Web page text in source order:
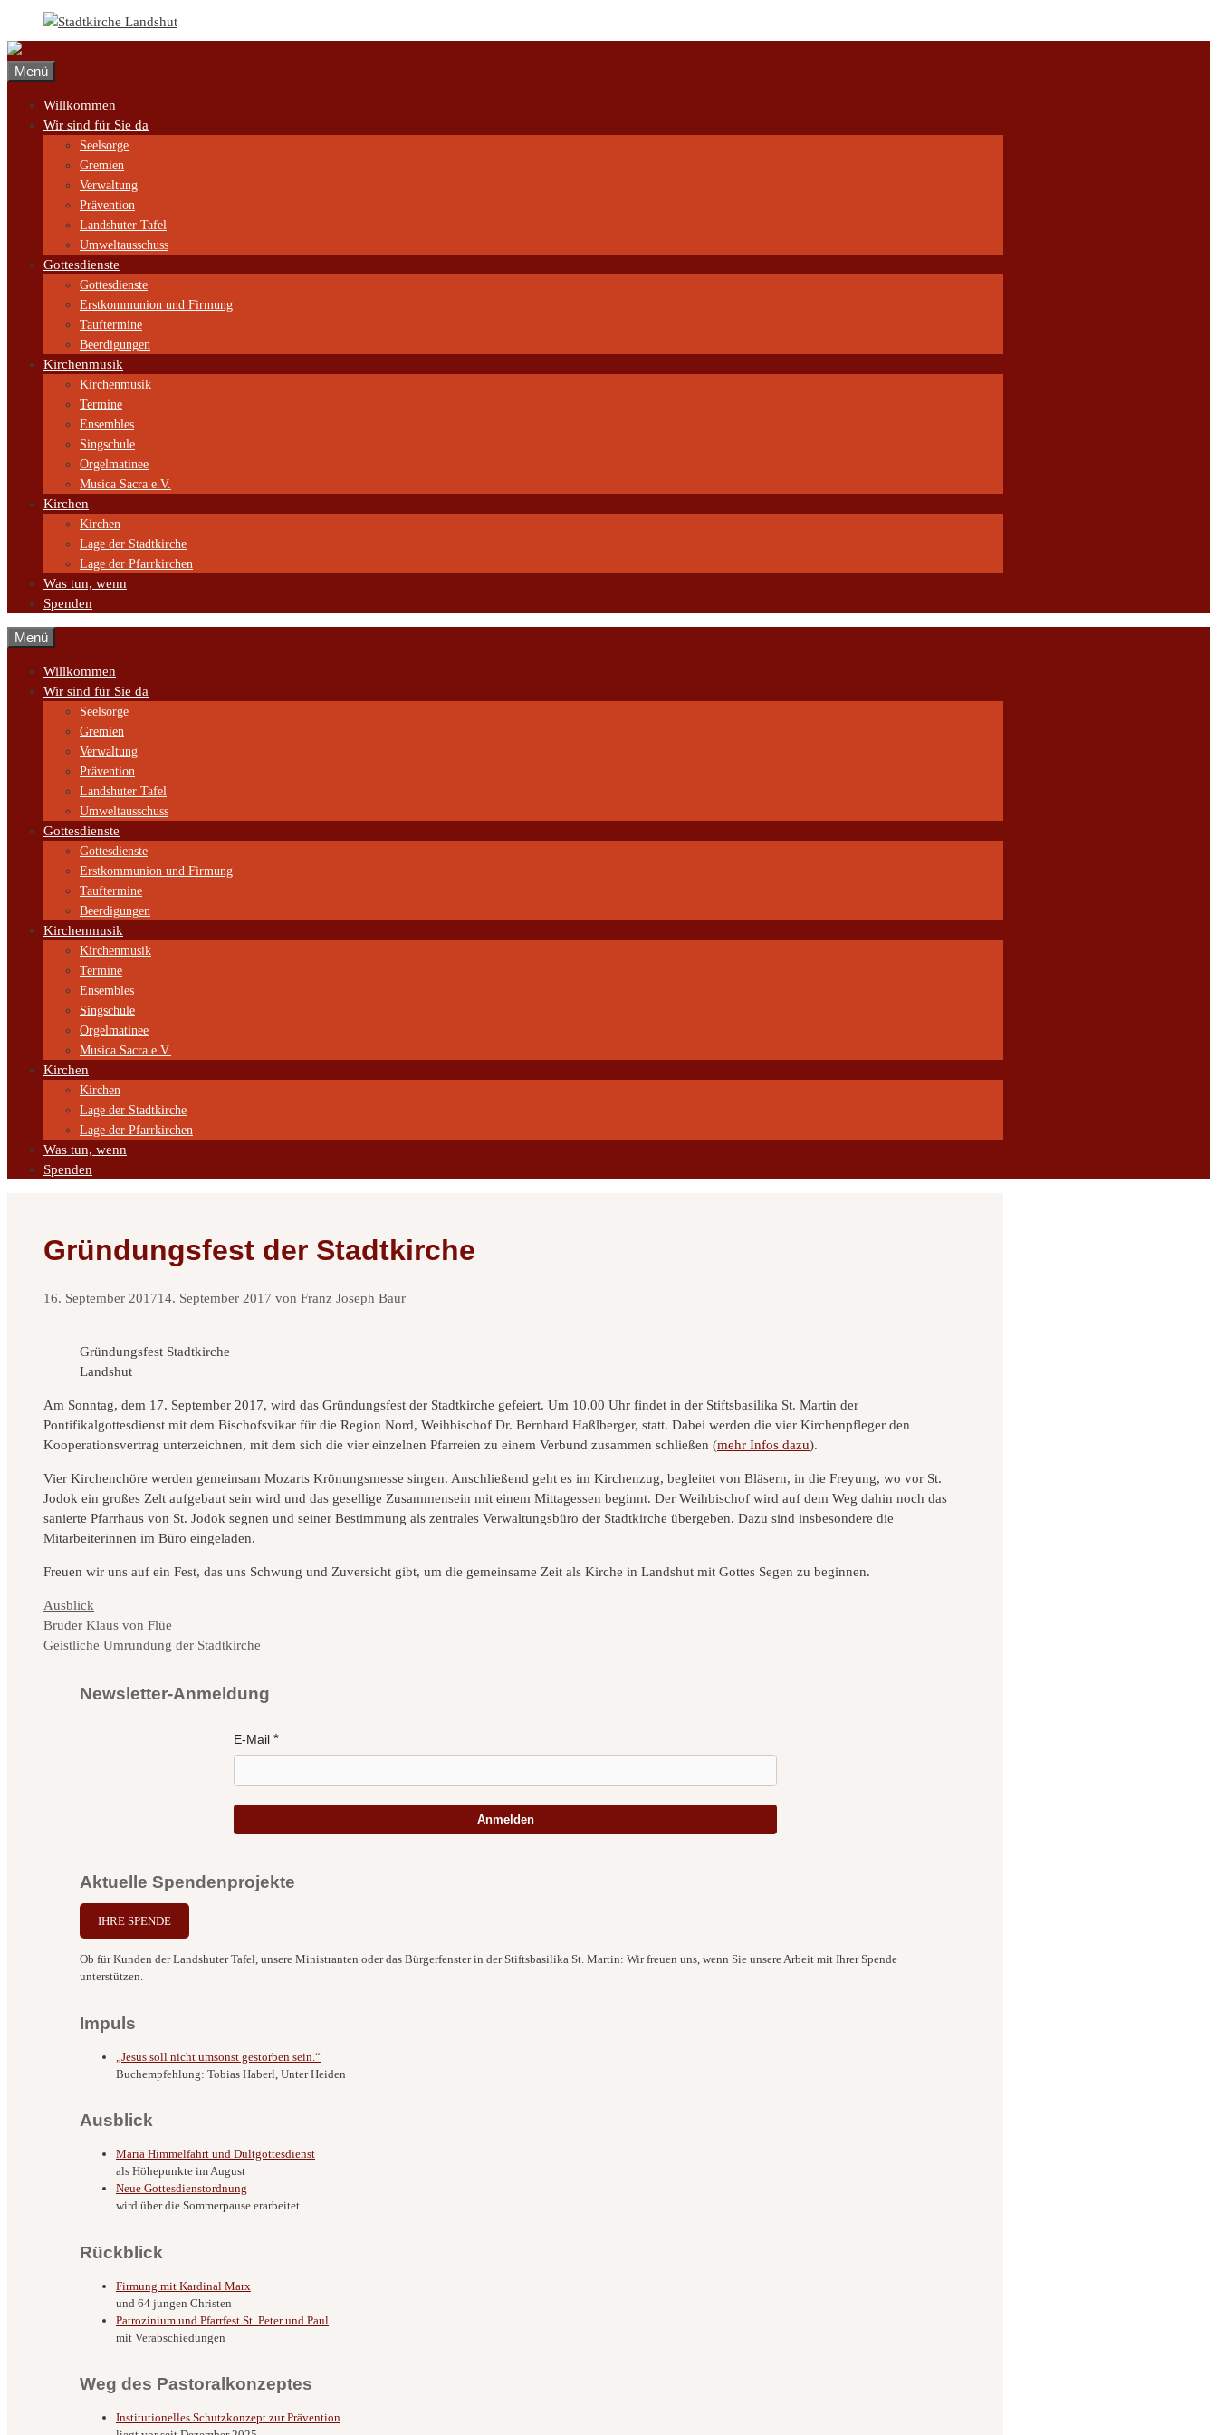
springen
Menü
Willkommen
Wir sind für Sie da
Seelsorge
Gremien
Verwaltung
Prävention
Landshuter Tafel
Umweltausschuss
Gottesdienste
Gottesdienste
Erstkommunion und Firmung
Tauftermine
Beerdigungen
Kirchenmusik
Kirchenmusik
Termine
Ensembles
Singschule
Orgelmatinee
Musica Sacra e.V.
Kirchen
Kirchen
Lage der Stadtkirche
Lage der Pfarrkirchen
Was tun, wenn
Spenden
Menü
Willkommen
Wir sind für Sie da
Seelsorge
Gremien
Verwaltung
Prävention
Landshuter Tafel
Umweltausschuss
Gottesdienste
Gottesdienste
Erstkommunion und Firmung
Tauftermine
Beerdigungen
Kirchenmusik
Kirchenmusik
Termine
Ensembles
Singschule
Orgelmatinee
Musica Sacra e.V.
Kirchen
Kirchen
Lage der Stadtkirche
Lage der Pfarrkirchen
Was tun, wenn
Spenden
Gründungsfest der Stadtkirche
16. September 201714. September 2017 von Franz Joseph Baur
Gründungsfest Stadtkirche
Landshut
Am Sonntag, dem 17. September 2017, wird das Gründungsfest der Stadtkirche gefeiert. Um 10.00 Uhr findet in der Stiftsbasilika St. Martin der
Pontifikalgottesdienst mit dem Bischofsvikar für die Region Nord, Weihbischof Dr. Bernhard Haßlberger, statt. Dabei werden die vier Kirchenpfleger den
Kooperationsvertrag unterzeichnen, mit dem sich die vier einzelnen Pfarreien zu einem Verbund zusammen schließen (mehr Infos dazu).
Vier Kirchenchöre werden gemeinsam Mozarts Krönungsmesse singen. Anschließend geht es im Kirchenzug, begleitet von Bläsern, in die Freyung, wo vor St.
Jodok ein großes Zelt aufgebaut sein wird und das gesellige Zusammensein mit einem Mittagessen beginnt. Der Weihbischof wird auf dem Weg dahin noch das
sanierte Pfarrhaus von St. Jodok segnen und seiner Bestimmung als zentrales Verwaltungsbüro der Stadtkirche übergeben. Dazu sind insbesondere die
Mitarbeiterinnen im Büro eingeladen.
Freuen wir uns auf ein Fest, das uns Schwung und Zuversicht gibt, um die gemeinsame Zeit als Kirche in Landshut mit Gottes Segen zu beginnen.
Kategorien
Ausblick
Bruder Klaus von Flüe
Geistliche Umrundung der Stadtkirche
Newsletter-Anmeldung
E-Mail
Anmelden
Aktuelle Spendenprojekte
IHRE SPENDE
Ob für Kunden der Landshuter Tafel, unsere Ministranten oder das Bürgerfenster in der Stiftsbasilika St. Martin: Wir freuen uns, wenn Sie unsere Arbeit mit Ihrer Spende
unterstützen.
Impuls
„Jesus soll nicht umsonst gestorben sein.“
Buchempfehlung: Tobias Haberl, Unter Heiden
Ausblick
Mariä Himmelfahrt und Dultgottesdienst
als Höhepunkte im August
Neue Gottesdienstordnung
wird über die Sommerpause erarbeitet
Rückblick
Firmung mit Kardinal Marx
und 64 jungen Christen
Patrozinium und Pfarrfest St. Peter und Paul
mit Verabschiedungen
Weg des Pastoralkonzeptes
Institutionelles Schutzkonzept zur Prävention